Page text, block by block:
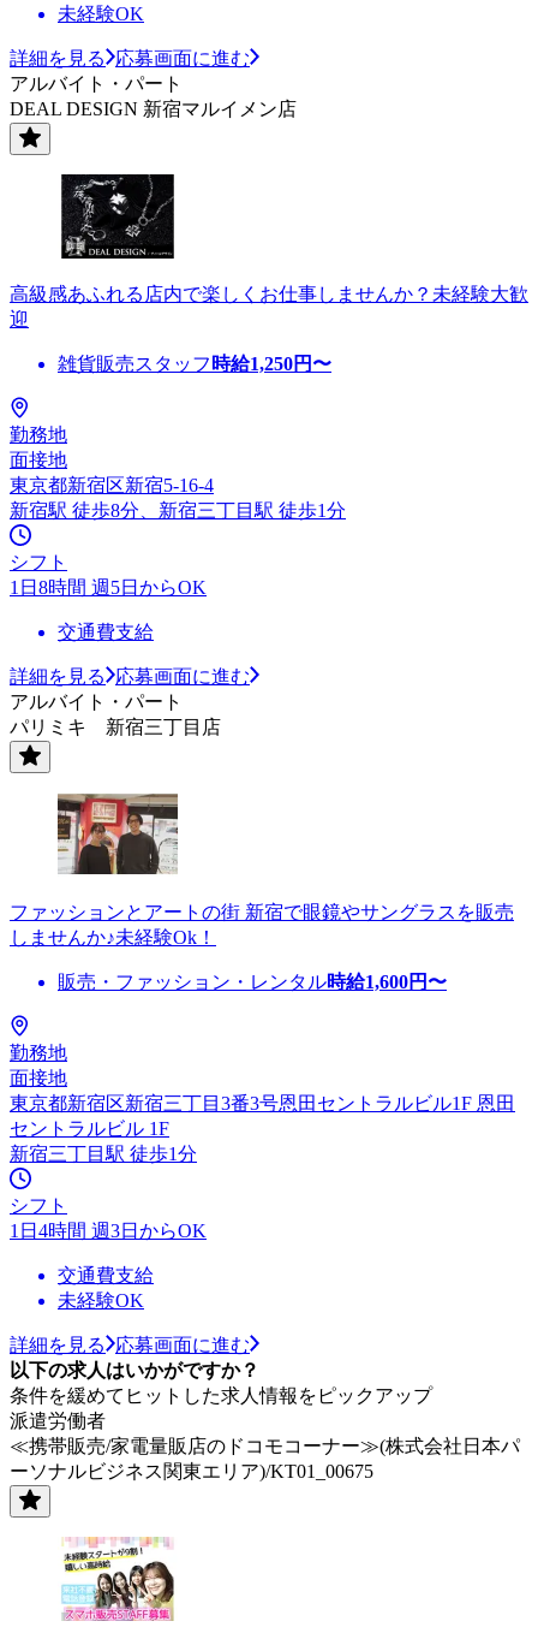
未経験OK
詳細を見る
応募画面に進む
アルバイト・パート
DEAL DESIGN 新宿マルイメン店
高級感あふれる店内で楽しくお仕事しませんか？未経験大歓
迎
雑貨販売スタッフ 時給1,250円〜
勤務地
面接地
東京都新宿区新宿5-16-4
新宿駅 徒歩8分、新宿三丁目駅 徒歩1分
シフト
1日8時間 週5日からOK
交通費支給
詳細を見る
応募画面に進む
アルバイト・パート
パリミキ 新宿三丁目店
ファッションとアートの街 新宿で眼鏡やサングラスを販売
しませんか♪未経験Ok！
販売・ファッション・レンタル時給1,600円〜
勤務地
面接地
東京都新宿区新宿三丁目3番3号恩田セントラルビル1F 恩田
セントラルビル 1F
新宿三丁目駅 徒歩1分
シフト
1日4時間 週3日からOK
交通費支給
未経験OK
詳細を見る
応募画面に進む
以下の求人はいかがですか？
条件を緩めてヒットした求人情報をピックアップ
派遣労働者
≪携帯販売/家電量販店のドコモコーナー≫(株式会社日本パ
ーソナルビジネス関東エリア)/KT01_00675